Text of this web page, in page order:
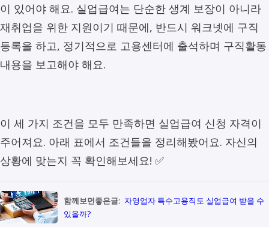
이 있어야 해요. 실업급여는 단순한 생계 보장이 아니라
재취업을 위한 지원이기 때문에, 반드시 워크넷에 구직
등록을 하고, 정기적으로 고용센터에 출석하며 구직활동
내용을 보고해야 해요.
이 세 가지 조건을 모두 만족하면 실업급여 신청 자격이
주어져요. 아래 표에서 조건들을 정리해봤어요. 자신의
상황에 맞는지 꼭 확인해보세요! ✅
함께보면좋은글: 자영업자 특수고용직도 실업급여 받을 수
있을까?